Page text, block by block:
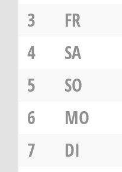
3
FR
4
SA
5
SO
6
MO
7
DI